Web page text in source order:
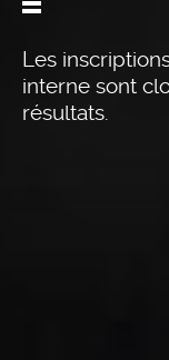
Les
interne sont
résultats.